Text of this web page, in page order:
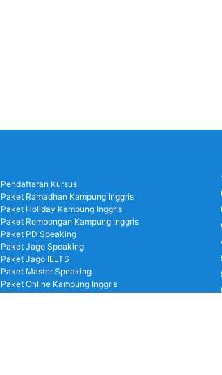
Pendaftaran Kursus
Paket Ramadhan Kampung Inggris
Paket Holiday Kampung Inggris
Paket Rombongan Kampung Inggris
Paket PD Speaking
Paket Jago Speaking
Paket Jago IELTS
Paket Master Speaking
Paket Online Kampung Inggris
Blog